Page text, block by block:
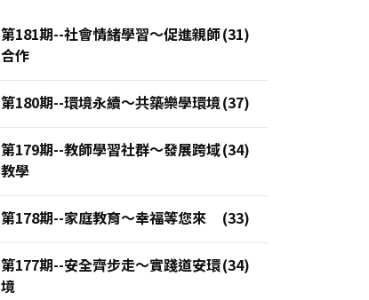
第181期--社會情緒學習～促進親師
合作
第180期--環境永續～共築樂學環境
第179期--教師學習社群～發展跨域
教學
第178期--家庭教育～幸福等您來
第177期--安全齊步走～實踐道安環
境